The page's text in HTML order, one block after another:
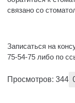
связано со
Записаться на
75-54-75 либо по
Просмотров: 344